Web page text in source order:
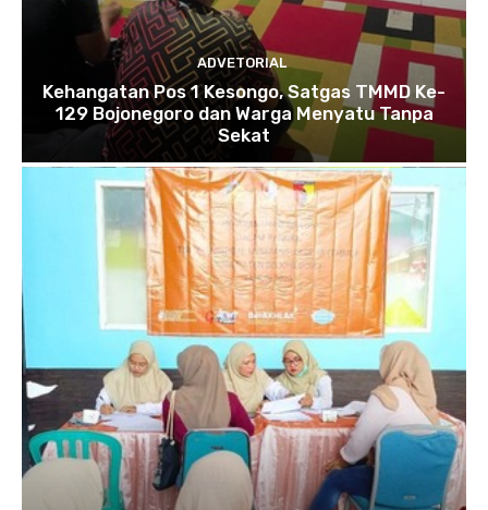
ADVETORIAL
Kehangatan Pos 1 Kesongo, Satgas TMMD Ke-
129 Bojonegoro dan Warga Menyatu Tanpa
Sekat